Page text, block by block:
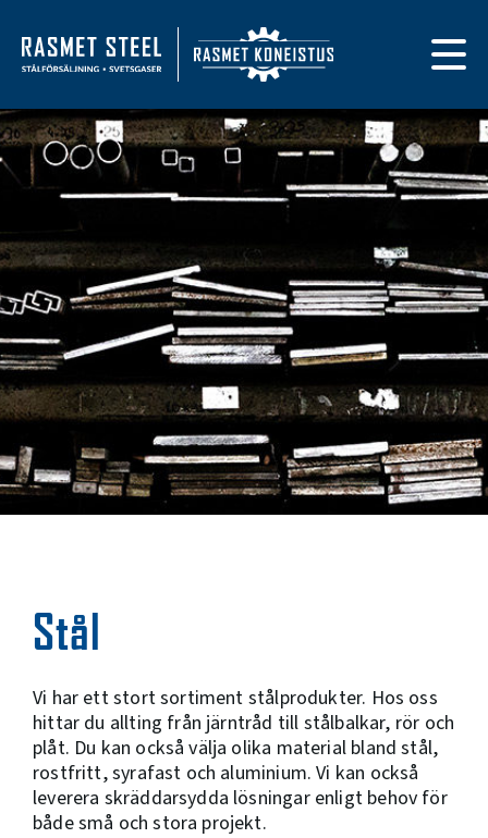
Till framsidan Primary
Stål
Vi har ett stort sortiment stålprodukter. Hos oss
hittar du allting från järntråd till stålbalkar, rör och
plåt. Du kan också välja olika material bland stål,
rostfritt, syrafast och aluminium. Vi kan också
leverera skräddarsydda lösningar enligt behov för
både små och stora projekt.